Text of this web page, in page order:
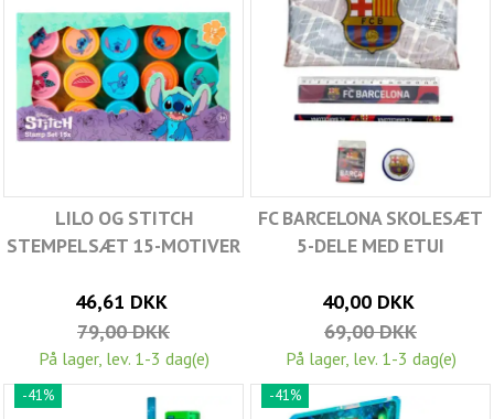
LILO OG STITCH
STEMPELSÆT 15-MOTIVER
46,61 DKK
79,00 DKK
På lager, lev. 1-3 dag(e)
FC BARCELONA SKOLESÆT
5-DELE MED ETUI
40,00 DKK
69,00 DKK
På lager, lev. 1-3 dag(e)
-41% -41%